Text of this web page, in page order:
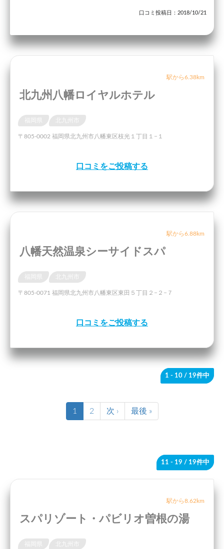
口コミ投稿日：2018/10/21
駅から6.38km
北九州八幡ロイヤルホテル
〒805-0002 福岡県北九州市八幡東区枝光１丁目１−１
口コミをご投稿する
駅から6.88km
八幡天然温泉シーサイドスパ
〒805-0071 福岡県北九州市八幡東区東田５丁目２−２−７
口コミをご投稿する
1 - 10 / 19件中
1 2 次 › 最後 »
11 - 19 / 19件中
駅から8.62km
スパリゾート・パビリオ曽根の湯